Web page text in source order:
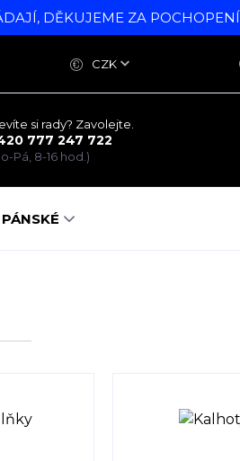
DĚKUJEME ZA POCHOPENÍ
CZK
si rady? Zavolejte.
777 247 722
Pá, 8-16 hod.)
PÁNSKÉ